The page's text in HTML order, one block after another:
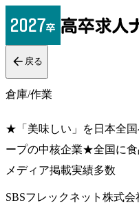
戻る
倉庫/作業
★「美味しい」を日本全
ープの中核企業★全国に食
メディア掲載実績多数
SBSフレックネット株式会